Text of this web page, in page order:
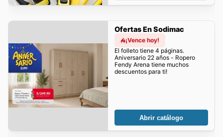
Ofertas En Sodimac
¡Vence hoy!
El folleto tiene 4 páginas.
Aniversario 22 años - Ropero
Fendy Arena tiene muchos
descuentos para ti!
Abrir catálogo